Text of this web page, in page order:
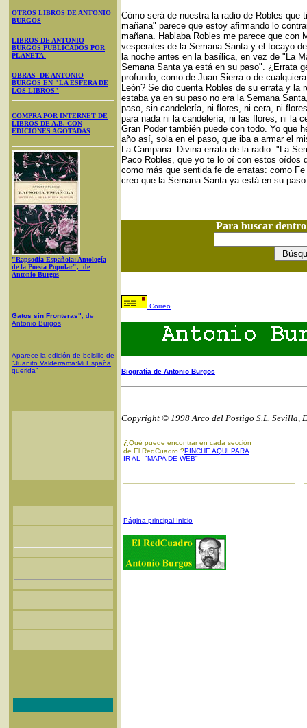
OTROS LIBROS DE ANTONIO
BURGOS
LIBROS DE ANTONIO
BURGOS PUBLICADOS POR
PLANETA
OBRAS DE ANTONIO
BURGOS EN "LA ESFERA DE
LOS LIBROS"
COMPRA POR INTERNET DE
LIBROS DE A.B. CON
EDICIONES AGOTADAS
"Rapsodia Española: Antología
de la Poesía Popular", de
Antonio Burgos
Gatos sin Fronteras" , de
Antonio Burgos
Aparece la edición de bolsillo de
"Juanito Valderrama:Mi España
querida"
Cómo será de nuestra la radio de Robles
mañana" parece que estoy afirmando lo
mañana. Hablaba Robles me parece que con
vesperales de la Semana Santa y el tocayo
la noche antes en la basílica, en vez de "La
Semana Santa ya está en su paso". ¿Errata
profundo, como de Juan Sierra o de
León? Se dio cuenta Robles de su errata y la
estaba ya en su paso no era la Semana
paso, sin candelería, ni flores, ni cera, ni
para nada ni la candelería, ni las flores, ni la
Gran Poder también puede con todo. Yo que
año así, sola en el paso, que iba a armar el
La Campana. Divina errata de la radio: "La
Paco Robles, que yo te lo oí con estos oídos
como más que sentida fe de erratas: como
creo que la Semana Santa ya está en su
Para buscar
Correo
Biografía de Antonio Burgos
Copyright © 1998 Arco del Postigo S.L. Sevilla,
¿ Qué puede encontrar en cada sección
de El RedCuadro ?PINCHE AQUI PARA
IR AL "MAPA DE WEB"
Página principal-Inicio